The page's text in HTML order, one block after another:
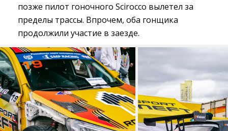
позже пилот гоночного Scirocco вылетел за
пределы трассы. Впрочем, оба гонщика
продолжили участие в заезде.